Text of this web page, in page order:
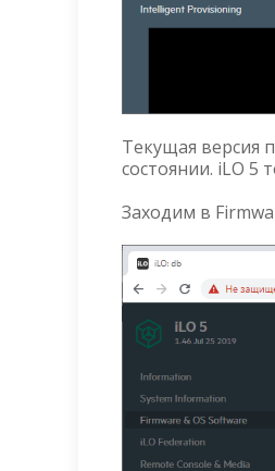
Текущая версия
состоянии. iLO 5
Заходим в